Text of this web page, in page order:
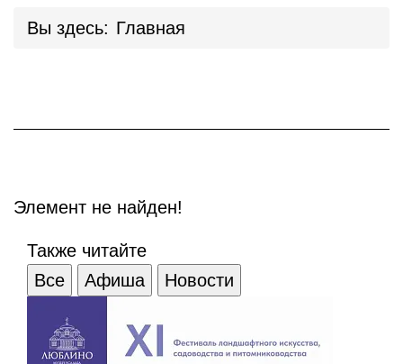
Вы здесь: Главная
Элемент не найден!
Также читайте
Все
Афиша Новости